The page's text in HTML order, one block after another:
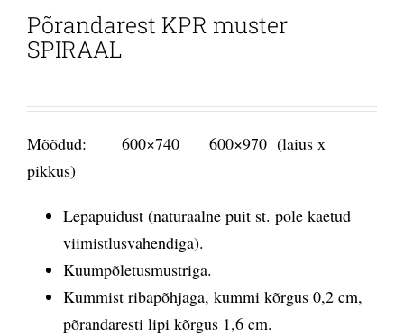
Põrandarest KPR muster
SPIRAAL
Mõõdud: 600×740 600×970 (laius x
pikkus)
Lepapuidust (naturaalne puit st. pole kaetud
viimistlusvahendiga).
Kuumpõletusmustriga.
Kummist ribapõhjaga, kummi kõrgus 0,2 cm,
põrandaresti lipi kõrgus 1,6 cm.